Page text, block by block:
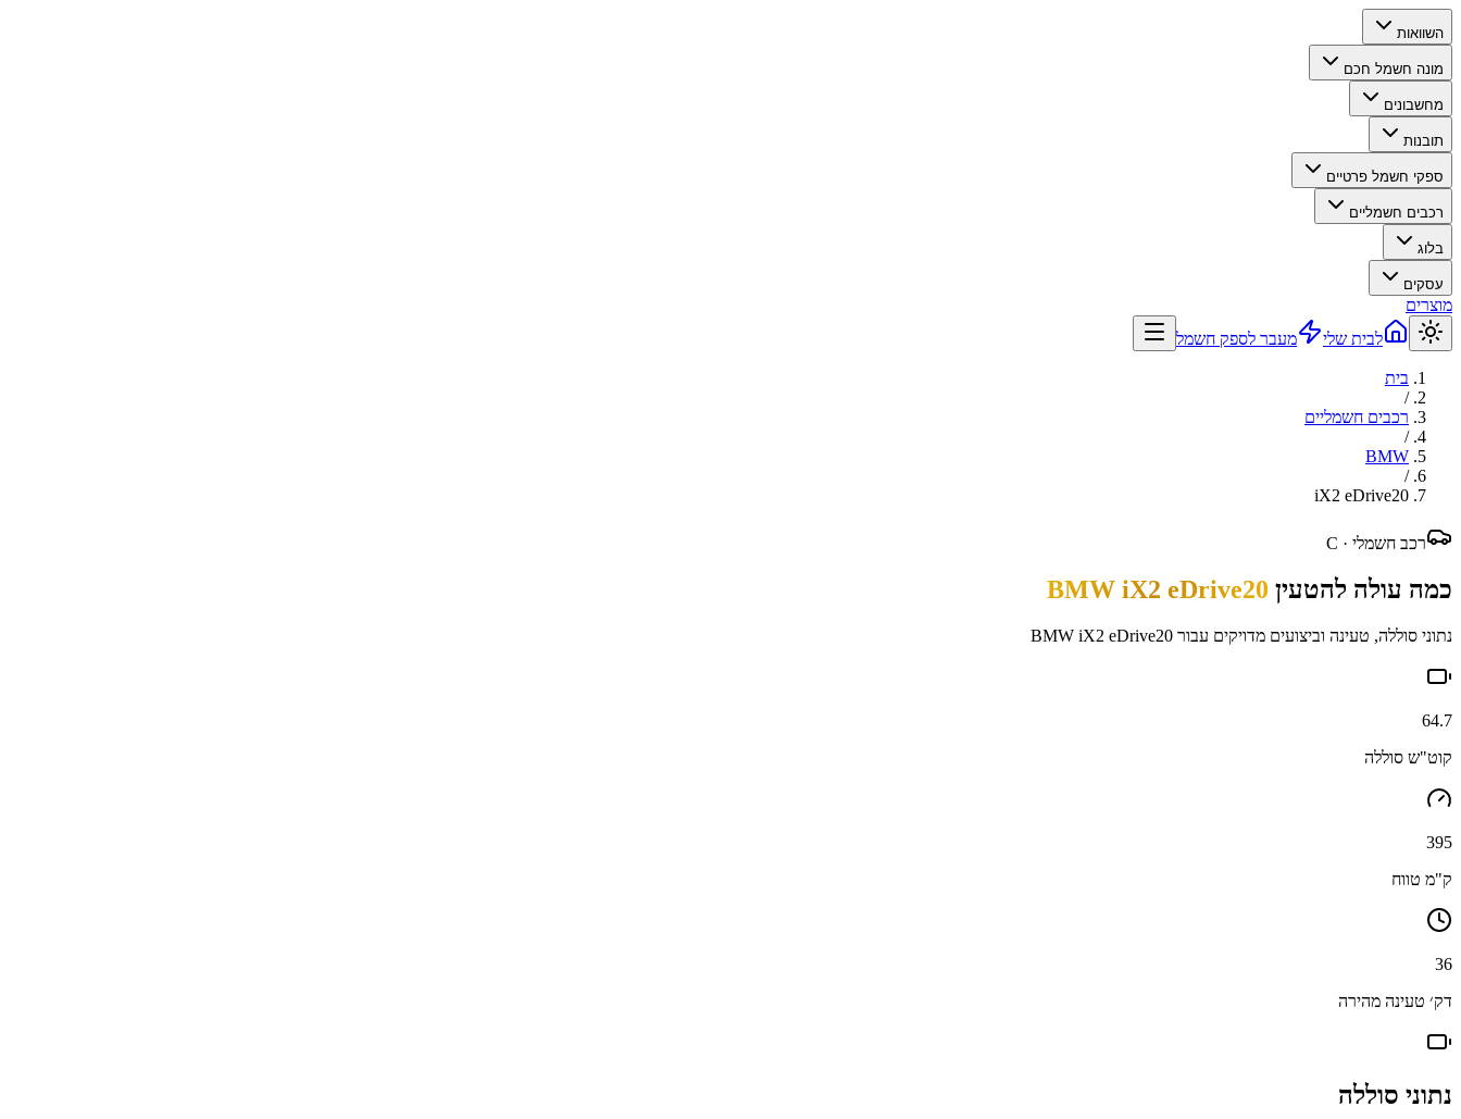
השוואות
מונה חשמל חכם
מחשבונים
תובנות
ספקי חשמל פרטיים
רכבים חשמליים
בלוג
עסקים
מוצרים
לבית שלי
מעבר לספק חשמל
בית
/
רכבים חשמליים
/
BMW
/
iX2 eDrive20
רכב חשמלי · C
כמה עולה להטעין BMW iX2 eDrive20
נתוני סוללה, טעינה וביצועים מדויקים עבור BMW iX2 eDrive20
64.7
קוט"ש סוללה
395
ק"מ טווח
36
דק׳ טעינה מהירה
נתוני סוללה